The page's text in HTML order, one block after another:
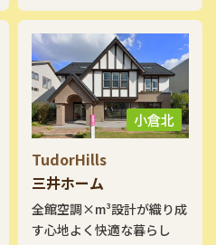
小倉北
TudorHills
三井ホーム
全館空調×m³設計が織り成
す心地よく快適な暮らし